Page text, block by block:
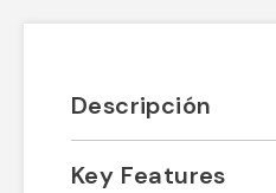
Descripción
Key Features